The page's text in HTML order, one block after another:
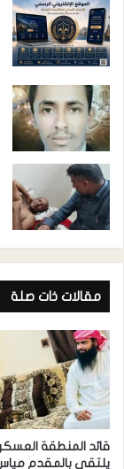
مقالات ذات صلة
قائد المنطقة
يلتقي بالمقدم